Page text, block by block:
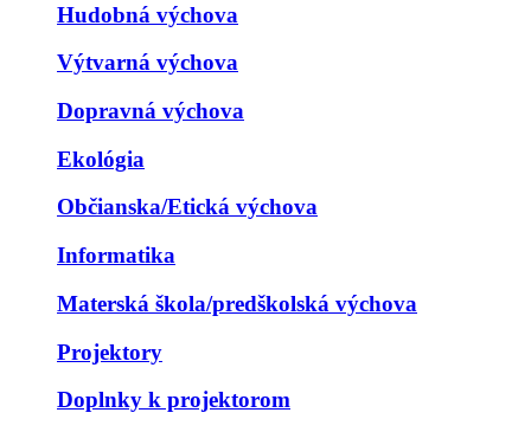
Hudobná výchova
Výtvarná výchova
Dopravná výchova
Ekológia
Občianska/Etická výchova
Informatika
Materská škola/predškolská výchova
Projektory
Doplnky k projektorom